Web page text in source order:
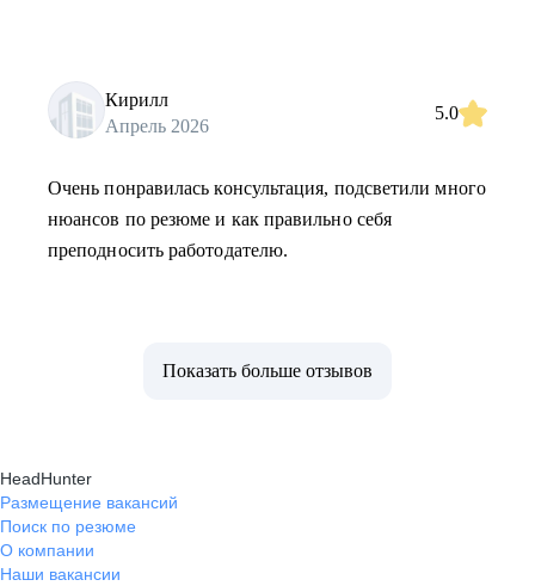
Кирилл
Апрель 2026
5.0
Очень понравилась консультация, подсветили много
нюансов по резюме и как правильно себя
преподносить работодателю.
Показать больше отзывов
HeadHunter
Размещение вакансий
Поиск по резюме
О компании
Наши вакансии